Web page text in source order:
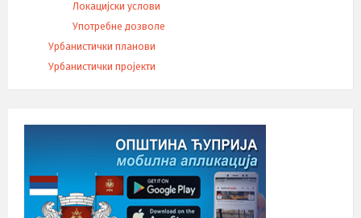
Локацијски услови
Употребне дозволе
Урбанистички планови
Урбанистички пројекти